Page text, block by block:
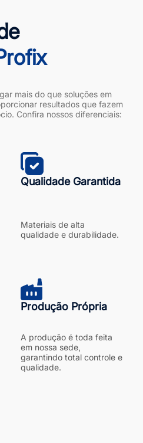
mais do que soluções em
resultados que fazem
Confira nossos diferenciais:
Qualidade Garantida
Produção Própria
Materiais de alta
qualidade e durabilidade.
A produção é toda feita
em nossa sede,
garantindo total controle e
qualidade.